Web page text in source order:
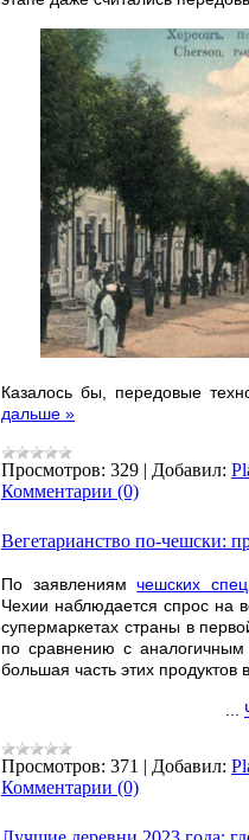
Казалось бы, передовые
дальше »
Просмотров: 329 | Добавил:
Комментарии (0)
Вегетарианство по-чешски:
По заявлениямчешских
Чехии наблюдается спрос на
супермаркетах страны в
по сравнению с
большая часть этих
Просмотров: 371 | Добавил:
Комментарии (0)